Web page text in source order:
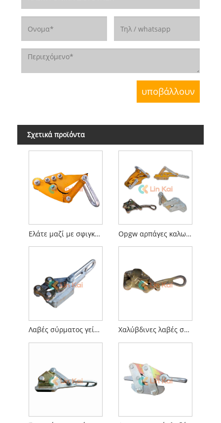
Σχετικά προϊόντα
Ελάτε μαζί με σφιγκτήρα για αγωγό Opgw αρπάγες καλωδίων
Λαβές σύρματος γείωσης Χαλύβδινες λαβές συρμάτων